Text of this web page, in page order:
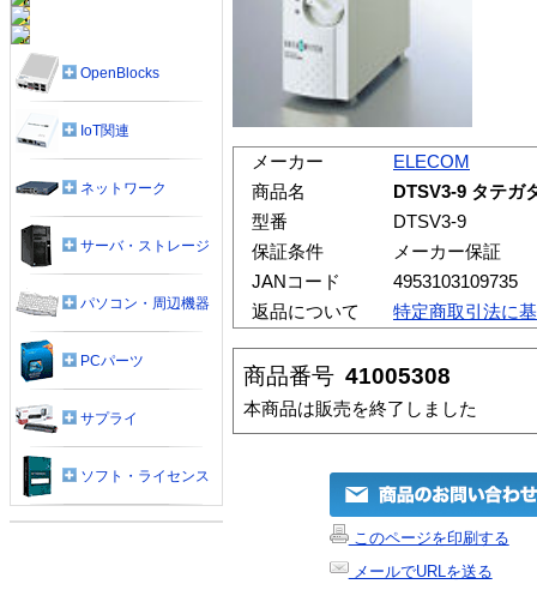
メーカー
ELECOM
商品名
DTSV3-9 タテガ
型番
DTSV3-9
保証条件
メーカー保証
JANコード
4953103109735
返品について
特定商取引法に
商品番号 41005308
本商品は販売を終了しました
このページを印刷する
メールでURLを送る
OpenBlocks
IoT関連
ネットワーク
サーバ・ストレージ
パソコン・周辺機器
PCパーツ
サプライ
ソフト・ライセンス